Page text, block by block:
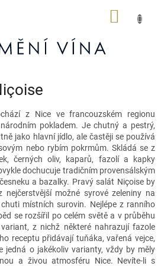
z Nice ve francouzském regionu
pokladem. Je chutný a pestrý,
jako hlavní jídlo, ale častěji se používá
nebo rybím pokrmům. Skládá se z
černých oliv, kaparů, fazolí a kapky
dochucuje tradičním provensálským
a bazalky. Pravý salát Niçoise by
možné syrové zeleniny na
místních surovin. Nejlépe z ranního
se rozšířil po celém světě a v průběhu
z nichž některé nahrazují fazole
receptu přidávají tuňáka, vařená vejce,
jedná o jakékoliv varianty, vždy by měly
a živou atmosféru Nice. Nevíte-li s